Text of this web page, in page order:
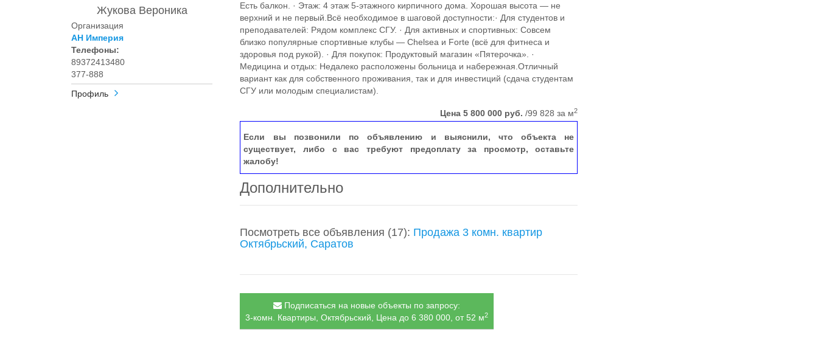
Жукова Вероника
Организация
АН Империя
Телефоны:
89372413480
377-888
Профиль
Есть балкон. · Этаж: 4 этаж 5-этажного кирпичного дома. Хорошая высота — не
верхний и не первый.Всё необходимое в шаговой доступности:· Для студентов и
преподавателей: Рядом комплекс СГУ. · Для активных и спортивных: Совсем
близко популярные спортивные клубы — Chelsea и Forte (всё для фитнеса и
здоровья под рукой). · Для покупок: Продуктовый магазин «Пятерочка». ·
Медицина и отдых: Недалеко расположены больница и набережная.Отличный
вариант как для собственного проживания, так и для инвестиций (сдача студентам
СГУ или молодым специалистам).
Цена5 800 000 руб. /99 828 за м2
Если вы позвонили по объявлению и выяснили, что объекта не
существует, либо с вас требуют предоплату за просмотр, оставьте
жалобу!
Дополнительно
Посмотреть все объявления (17): Продажа 3 комн. квартир
Октябрьский, Саратов
Подписаться на новые объекты по запросу:
3-комн. Квартиры, Октябрьский, Цена до 6 380 000, от 52 м2